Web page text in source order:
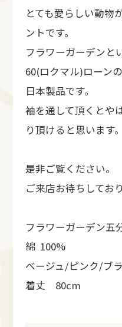
とても愛らしい動物
ントです。
フラワーガーデンと
60(ロクマル)ローン
日本製品です。
袖を通して頂くとや
り頂けると思います。
是非ご覧ください。
ご来店お待ちしており
フラワーガーデン五
綿 100%
ベージュ/ピンク/ブ
着丈 80cm